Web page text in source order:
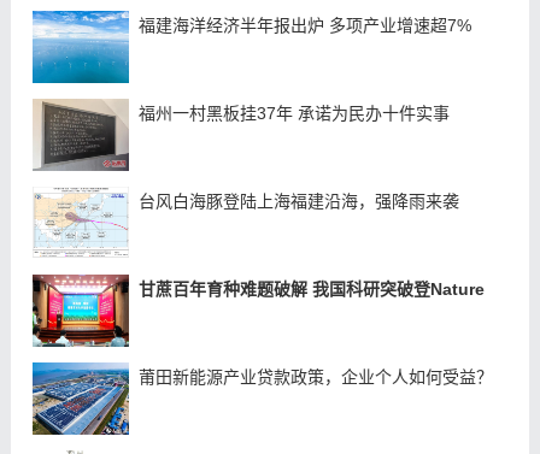
福建海洋经济半年报出炉 多项产业增速超7%
福州一村黑板挂37年 承诺为民办十件实事
台风白海豚登陆上海福建沿海，强降雨来袭
甘蔗百年育种难题破解 我国科研突破登Nature
莆田新能源产业贷款政策，企业个人如何受益？